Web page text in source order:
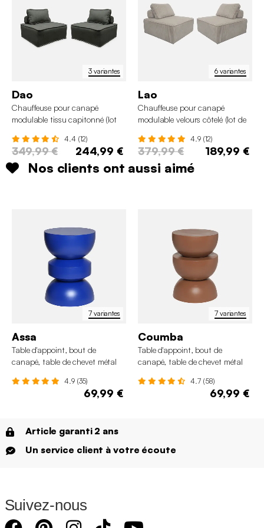
3 variantes
Dao
Chauffeuse pour canapé
modulable tissu capitonné (lot
4.4 (12)
349,99 € 244,99 €
6 variantes
Lao
Chauffeuse pour canapé
modulable velours côtelé (lot de
4.9 (12)
379,99 € 189,99 €
Nos clients ont aussi aimé
7 variantes
Assa
Table d'appoint, bout de
canapé, table de chevet métal
4.9 (35)
69,99 €
7 variantes
Coumba
Table d'appoint, bout de
canapé, table de chevet métal
4.7 (58)
69,99 €
Article garanti 2 ans
Un service client à votre écoute
Suivez-nous